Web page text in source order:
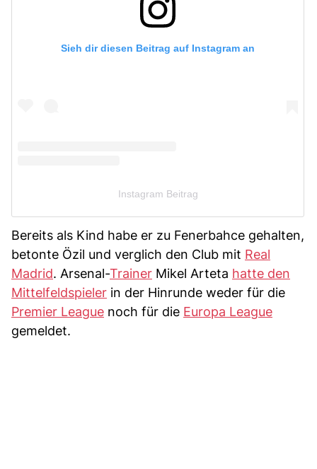
Sieh dir diesen Beitrag auf Instagram an
Instagram Beitrag
Bereits als Kind habe er zu Fenerbahce gehalten,
betonte Özil und verglich den Club mit Real
Madrid. Arsenal-Trainer Mikel Arteta hatte den
Mittelfeldspieler in der Hinrunde weder für die
Premier League noch für die Europa League
gemeldet.